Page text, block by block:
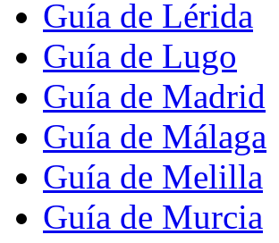
Guía de Lérida
Guía de Lugo
Guía de Madrid
Guía de Málaga
Guía de Melilla
Guía de Murcia